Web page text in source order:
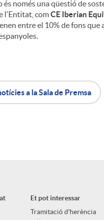
és només una qüestió de
l'Entitat, comCE Iberian
entre el 10% de fons que
a la Sala de Premsa
Et pot interessar
Tramitació d'herència